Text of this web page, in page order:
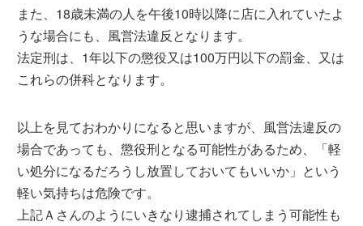
また、18歳未満の人を午後10時以降に店に入れていたよ
うな場合にも、風営法違反となります。
法定刑は、1年以下の懲役又は100万円以下の罰金、又は
これらの併科となります。
以上を見ておわかりになると思いますが、風営法違反の
場合であっても、懲役刑となる可能性があるため、「軽
い処分になるだろうし放置しておいてもいいか」という
軽い気持ちは危険です。
上記Ａさんのようにいきなり逮捕されてしまう可能性も